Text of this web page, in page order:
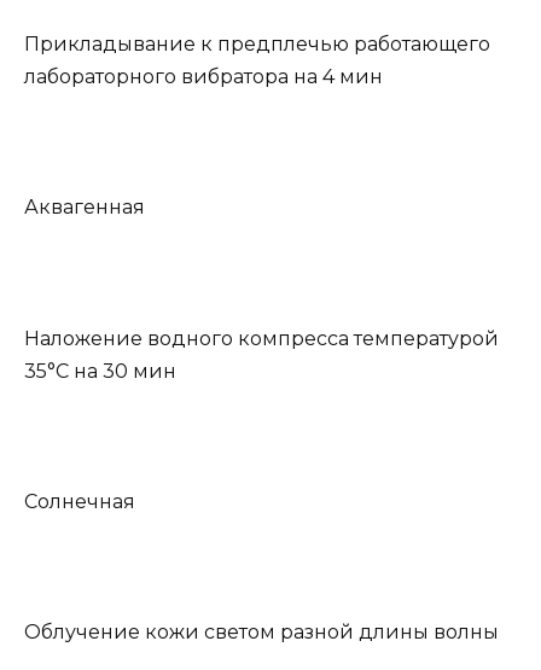
Прикладывание к предплечью работающего
лабораторного вибратора на 4 мин
Аквагенная
Наложение водного компресса температурой
35°С на 30 мин
Солнечная
Облучение кожи светом разной длины волны